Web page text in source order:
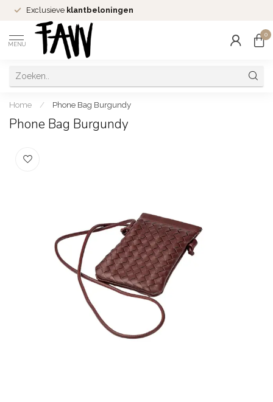
Exclusieve klantbeloningen
MENU
0
Home / Phone Bag Burgundy
Phone Bag Burgundy